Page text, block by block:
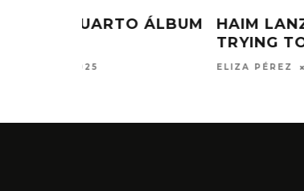
HAIM LANZA SU SENCILLO
‘RELATIONSHIPS’
ELIZA PÉREZ 12 MARZO, 2025